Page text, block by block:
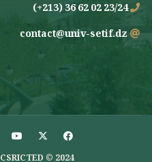
23/24 02 62 36 (213+)
contact@univ-setif.dz